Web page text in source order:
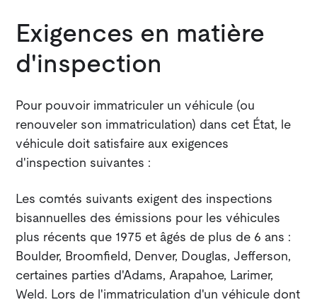
Exigences en matière
d'inspection
Pour pouvoir immatriculer un véhicule (ou
renouveler son immatriculation) dans cet État, le
véhicule doit satisfaire aux exigences
d'inspection suivantes :
Les comtés suivants exigent des inspections
bisannuelles des émissions pour les véhicules
plus récents que 1975 et âgés de plus de 6 ans :
Boulder, Broomfield, Denver, Douglas, Jefferson,
certaines parties d'Adams, Arapahoe, Larimer,
Weld. Lors de l'immatriculation d'un véhicule dont